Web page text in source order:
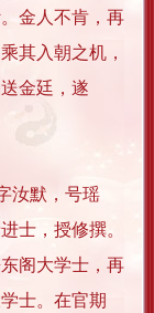
金人不肯，再
其入朝之机，
金廷，遂
汝默，号瑶
士，授修撰。
阁大学士，再
士。在官期